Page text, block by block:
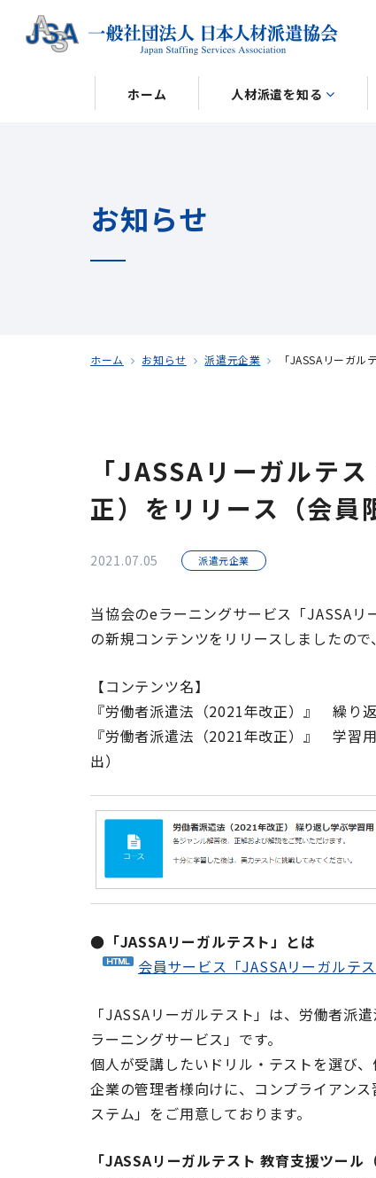
ホーム 人材派遣を知る
お知らせ
ホーム お知らせ 派遣元企業 「JASSAリーガ
「JASSAリーガルテ
正）をリリース（会員
2021.07.05 派遣元企業
当協会のeラーニングサービス「JASSAリ
の新規コンテンツをリリースしましたので
【コンテンツ名】
『労働者派遣法（2021年改正）』 繰
『労働者派遣法（2021年改正）』 学習
出）
●「JASSAリーガルテスト」とは
会員サービス「JASSAリーガルテ
「JASSAリーガルテスト」は、労働者派
ラーニングサービス」です。
個人が受講したいドリル・テストを選び
企業の管理者様向けに、コンプライアン
ステム」をご用意しております。
「JASSAリーガルテスト 教育支援ツール